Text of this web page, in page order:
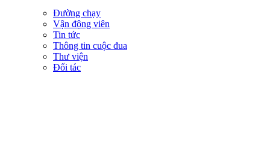
Đường chạy
Vận động viên
Tin tức
Thông tin cuộc đua
Thư viện
Đối tác